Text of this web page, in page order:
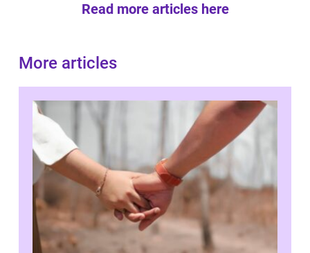
Read more articles here
More articles